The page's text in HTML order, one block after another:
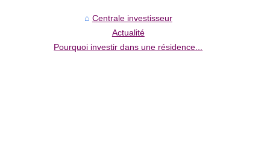
Centrale investisseur
Actualité
Pourquoi investir dans une résidence...